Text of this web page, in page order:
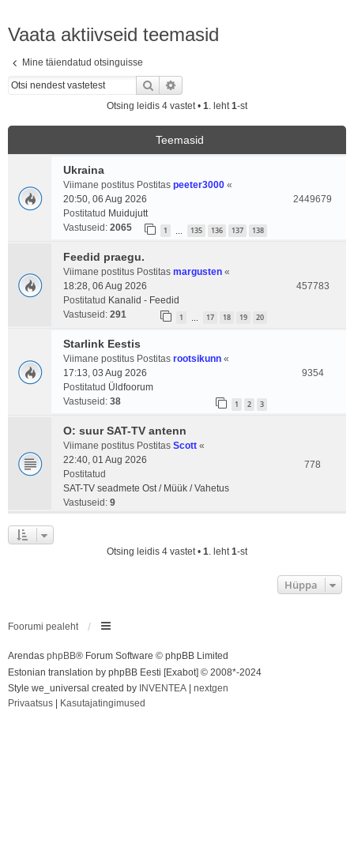
Vaata aktiivseid teemasid
Mine täiendatud otsinguisse
Otsi
Otsing leidis 4 vastet • 1. leht1-st
Teemasid
Ukraina
Viimane postitus Postitas peeter3000 «
20:50, 06 Aug 2026
Postitatud Muidujutt
Vastuseid: 2065 1 135 136 137 138
2449679
Feedid praegu.
Viimane postitus Postitas margusten «
18:28, 06 Aug 2026
Postitatud Kanalid - Feedid
Vastuseid: 291 1 17 18 19 20
457783
Starlink Eestis
Viimane postitus Postitas rootsikunn «
17:13, 03 Aug 2026
Postitatud Üldfoorum
Vastuseid: 38 1 2 3
9354
O: suur SAT-TV antenn
Viimane postitus Postitas Scott «
22:40, 01 Aug 2026
Postitatud
SAT-TV seadmete Ost / Müük / Vahetus
Vastuseid: 9
778
Otsing leidis 4 vastet • 1. leht1-st
Hüppa
Foorumi pealeht
Arendas phpBB® Forum Software © phpBB Limited
Estonian translation by phpBB Eesti [Exabot] © 2008*-2024
Style we_universal created by INVENTEA
nextgen
Privaatsus
Kasutajatingimused